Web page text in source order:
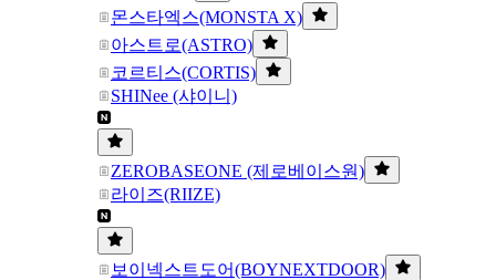
몬스타엑스(MONSTA X)
아스트로(ASTRO)
코르티스(CORTIS)
SHINee (샤이니)
ZEROBASEONE (제로베이스원)
라이즈(RIIZE)
보이넥스트도어(BOYNEXTDOOR)